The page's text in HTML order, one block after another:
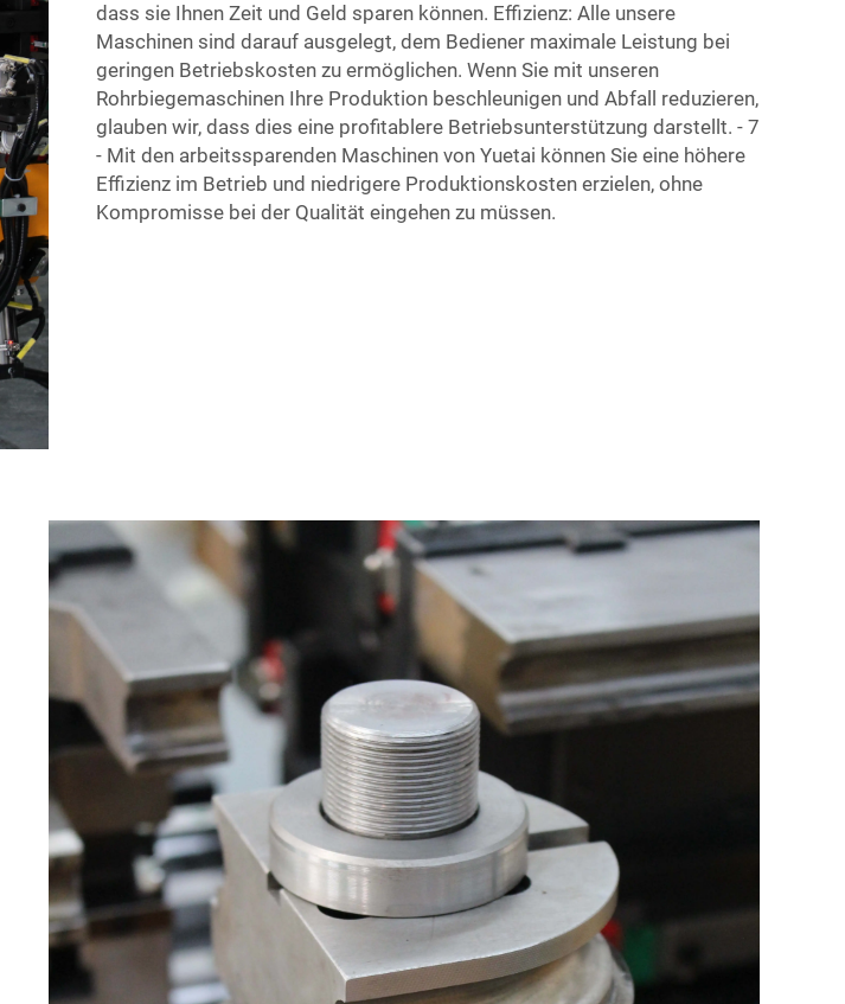
dass sie Ihnen Zeit und Geld sparen können. Effizienz: Alle unsere
Maschinen sind darauf ausgelegt, dem Bediener maximale Leistung bei
geringen Betriebskosten zu ermöglichen. Wenn Sie mit unseren
Rohrbiegemaschinen Ihre Produktion beschleunigen und Abfall reduzieren,
glauben wir, dass dies eine profitablere Betriebsunterstützung darstellt. - 7
- Mit den arbeitssparenden Maschinen von Yuetai können Sie eine höhere
Effizienz im Betrieb und niedrigere Produktionskosten erzielen, ohne
Kompromisse bei der Qualität eingehen zu müssen.